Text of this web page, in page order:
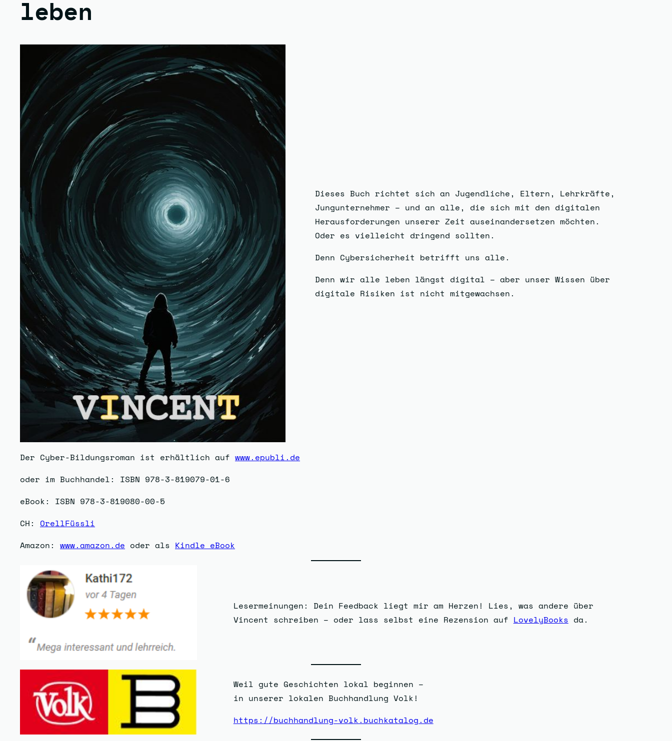
leben
Dieses Buch richtet sich an Jugendliche, Eltern, Lehrkräfte,
Jungunternehmer – und an alle, die sich mit den digitalen
Herausforderungen unserer Zeit auseinandersetzen möchten.
Oder es vielleicht dringend sollten.
Denn Cybersicherheit betrifft uns alle.
Denn wir alle leben längst digital – aber unser Wissen über
digitale Risiken ist nicht mitgewachsen.
Der Cyber-Bildungsroman ist erhältlich auf www.epubli.de
oder im Buchhandel: ISBN 978-3-819079-01-6
eBook: ISBN 978-3-819080-00-5
CH: OrellFüssli
Amazon: www.amazon.de oder als Kindle eBook
Lesermeinungen: Dein Feedback liegt mir am Herzen! Lies, was andere über
Vincent schreiben – oder lass selbst eine Rezension auf LovelyBooks da.
Weil gute Geschichten lokal beginnen –
in unserer lokalen Buchhandlung Volk!
https://buchhandlung-volk.buchkatalog.de